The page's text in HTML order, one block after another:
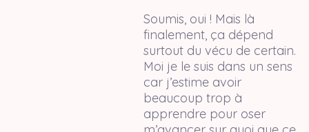
Soumis, oui ! Mais là
finalement, ça dépend
surtout du vécu de certain.
Moi je le suis dans un sens
car j’estime avoir
beaucoup trop à
apprendre pour oser